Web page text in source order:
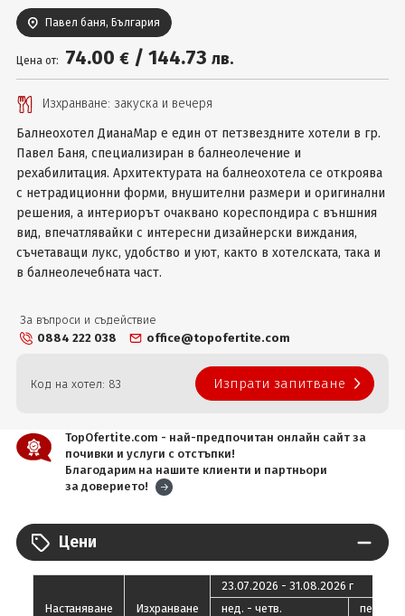
Павел баня, България
Цена от: 74.00 € / 144.73 лв.
Изхранване: закуска и вечеря
Балнеохотел ДианаМар e един от петзвездните хотели в гр.
Павел Баня, специализиран в балнеолечение и
рехабилитация. Архитектурата на балнеохотела се откроява
с нетрадиционни форми, внушителни размери и оригинални
решения, а интериорът очаквано кореспондира с външния
вид, впечатлявайки с интересни дизайнерски виждания,
съчетаващи лукс, удобство и уют, както в хотелската, така и
в балнеолечебната част.
За въпроси и съдействие
0884 222 038
office@topofertite.com
Код на хотел: 83 Изпрати запитване
TopOfertite.com - най-предпочитан онлайн сайт за
почивки и услуги с отстъпки!
Благодарим на нашите клиенти и партньори
за доверието!
Цени
Настаняване Изхранване
23.07.2026 - 31.08.2026 г
нед. - четв.
пeт. -